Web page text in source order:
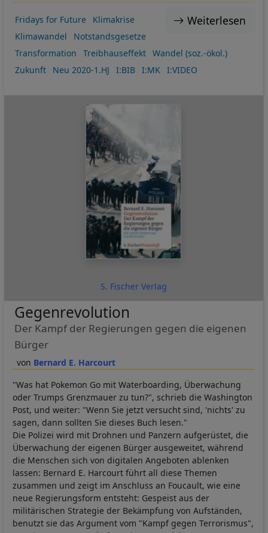
Weiterlesen
Fridays for Future
Klimakrise
Klimawandel
Notstandsgesetze
Transformation
Treibhauseffekt
Wandel (soz.-ökol.)
Zukunft
Neu 2020-1.HJ I:BIB I:MK I:VIDEO
S. Fischer Verlag
Bernard E. Harcourt
Gegenrevolution
Der Kampf der Regierungen gegen die eigenen
Bürger
"Was hat Pokemon Go mit Waterboarding, Überwachung
oder Trumps Grenzmauer zu tun?", schrieb die Washington
Post, und weiter: "Wenn Sie jetzt versucht sind, 'nichts' zu
sagen, dann sollten Sie dieses Buch lesen."
Die Polizei wird mit Drohnen und Panzern aufgerüstet, die
Überwachung der eigenen Bürger ausgeweitet, während
die Menschen sich von digitalen Angeboten ablenken
lassen: Bernard E. Harcourt führt all diese Themen
zusammen und zeigt im Anschluss an Foucault, wie eine
neue Regierungsform entsteht: Gespeist aus der
militärischen Strategie der Bekämpfung von Aufständen,
benutzt sie das Argument vom "Kampf gegen Terrorismus",